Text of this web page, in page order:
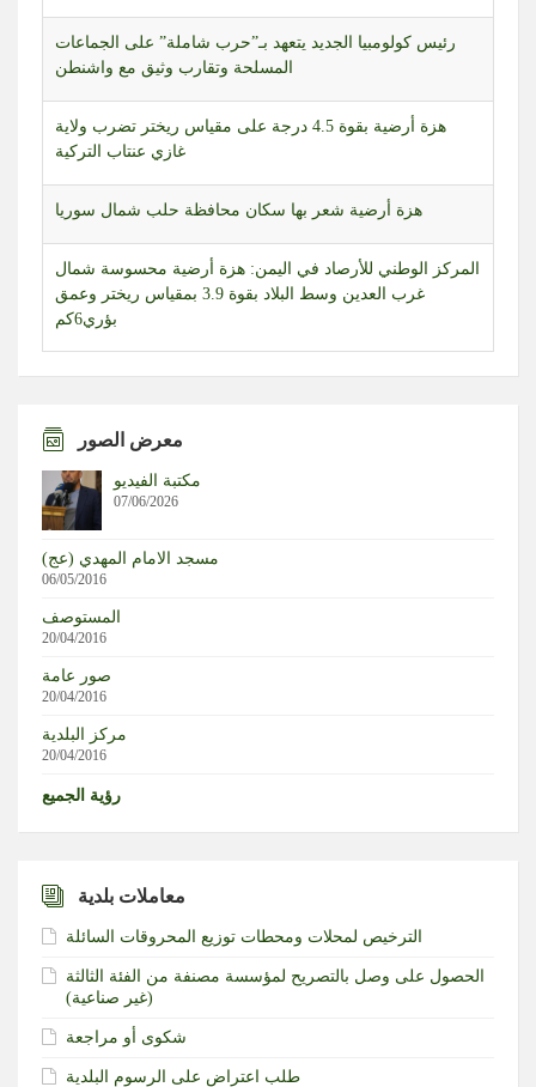
رئيس كولومبيا الجديد يتعهد بـ”حرب شاملة” على الجماعات
المسلحة وتقارب وثيق مع واشنطن
هزة أرضية بقوة 4.5 درجة على مقياس ريختر تضرب ولاية
غازي عنتاب التركية
هزة أرضية شعر بها سكان محافظة حلب شمال سوريا
المركز الوطني للأرصاد في اليمن: هزة أرضية محسوسة شمال
غرب العدين وسط البلاد بقوة 3.9 بمقياس ريختر وعمق
بؤري6كم
العراق | أمين عام حركة النجباء: الدبلوماسية مع السعودية غير
بنت جبيل جنوبي لبنان
شركات الأسلحة تسريع الإنتاج والتسليم
موسكو: تخلي اليابان عن وضعها كدولة غير نووية سيثير ردود
على منطقة واد الرخيم بمسافر يطا جنوب الخليل
معرض الصور
مكتبة الفيديو
07/06/2026
مسجد الامام المهدي (عج)
06/05/2016
المستوصف
20/04/2016
صور عامة
20/04/2016
مركز البلدية
20/04/2016
رؤية الجميع
معاملات بلدية
الترخيص لمحلات ومحطات توزيع المحروقات السائلة
الحصول على وصل بالتصريح لمؤسسة مصنفة من الفئة الثالثة
(غير صناعية)‏
شكوى أو مراجعة
طلب اعتراض على الرسوم البلدية